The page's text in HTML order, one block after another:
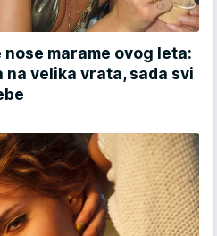
marame ovog leta:
velika vrata, sada svi